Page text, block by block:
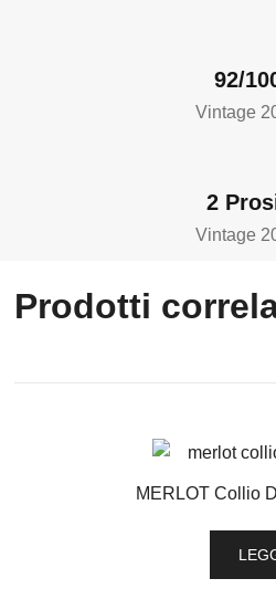
92/
Vintage
2
Vintage
Prodotti
MERLOT Collio